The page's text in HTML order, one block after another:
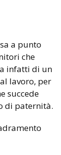
a punto
che
infatti di un
lavoro, per
succede
di paternità.